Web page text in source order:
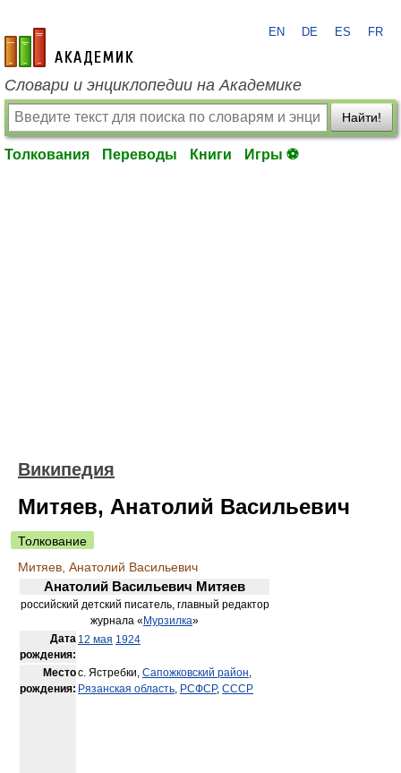
academic.ru
EN DE ES FR
Словари и энциклопедии на Академике
Найти!
Толкования Переводы Книги Игры ⚽
Википедия
Митяев, Анатолий Васильевич
Толкование
Митяев, Анатолий Васильевич
Анатолий Васильевич Митяев
российский детский писатель, главный редактор
журнала « Мурзилка»
Дата
рождения:
12 мая 1924
Место
рождения:
с. Ястребки, Сапожковский район,
Рязанская область, РСФСР, СССР